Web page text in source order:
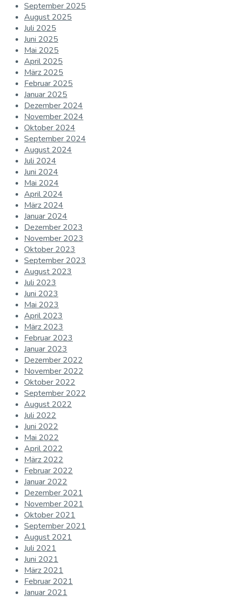
September 2025
August 2025
Juli 2025
Juni 2025
Mai 2025
April 2025
März 2025
Februar 2025
Januar 2025
Dezember 2024
November 2024
Oktober 2024
September 2024
August 2024
Juli 2024
Juni 2024
Mai 2024
April 2024
März 2024
Januar 2024
Dezember 2023
November 2023
Oktober 2023
September 2023
August 2023
Juli 2023
Juni 2023
Mai 2023
April 2023
März 2023
Februar 2023
Januar 2023
Dezember 2022
November 2022
Oktober 2022
September 2022
August 2022
Juli 2022
Juni 2022
Mai 2022
April 2022
März 2022
Februar 2022
Januar 2022
Dezember 2021
November 2021
Oktober 2021
September 2021
August 2021
Juli 2021
Juni 2021
März 2021
Februar 2021
Januar 2021